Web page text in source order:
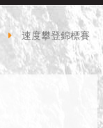
速度攀登錦標賽